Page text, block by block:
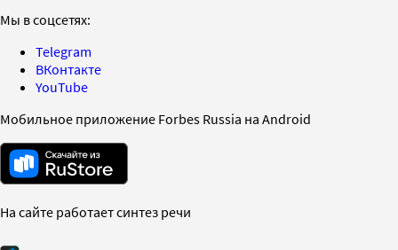
Мы в соцсетях:
Telegram
ВКонтакте
YouTube
Мобильное приложение Forbes Russia на Android
На сайте работает синтез речи